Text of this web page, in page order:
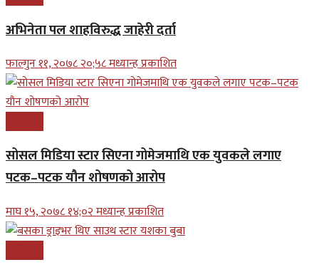
अभिनेता पल शाहविरुद्ध जाहेरी दर्ता
फाल्गुन ११, २०७८ २०;५८ मध्यान्ह प्रकाशित
सोसल मिडिया स्टार सिएना गोमेजमाथि एक युवकले लगाए
पटक–पटक यौन शोषणको आरोप
माघ १५, २०७८ १४;०२ मध्यान्ह प्रकाशित